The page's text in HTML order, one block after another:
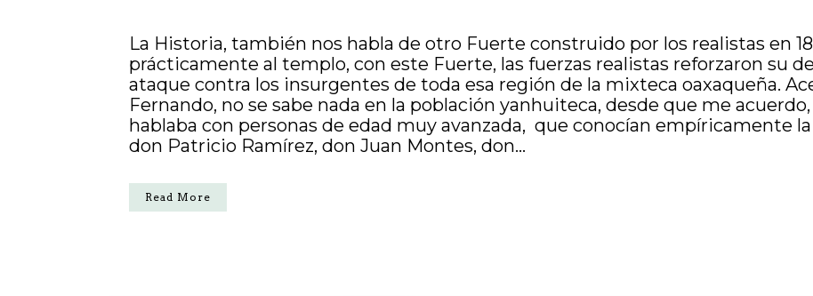
La Historia, también nos habla de otro Fuerte construido por los realistas en
prácticamente al templo, con este Fuerte, las fuerzas realistas reforzaron su
ataque contra los insurgentes de toda esa región de la mixteca oaxaqueña.
Fernando, no se sabe nada en la población yanhuiteca, desde que me
hablaba con personas de edad muy avanzada, que conocían empíricamente
don Patricio Ramírez, don Juan Montes, don...
Read More